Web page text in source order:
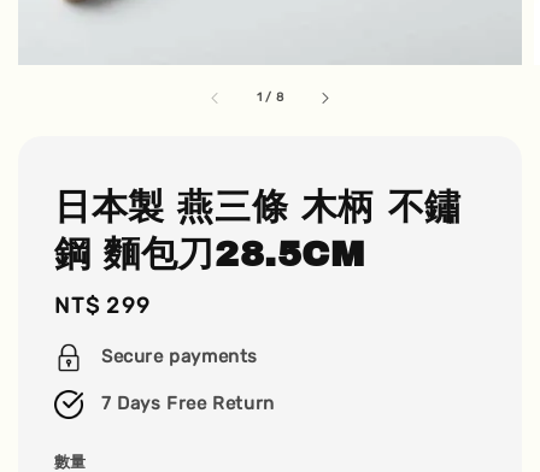
1 / 8
日本製 燕三條 木柄 不鏽
鋼 麵包刀28.5CM
Regular
price
NT$ 299
Secure payments
7 Days Free Return
數量